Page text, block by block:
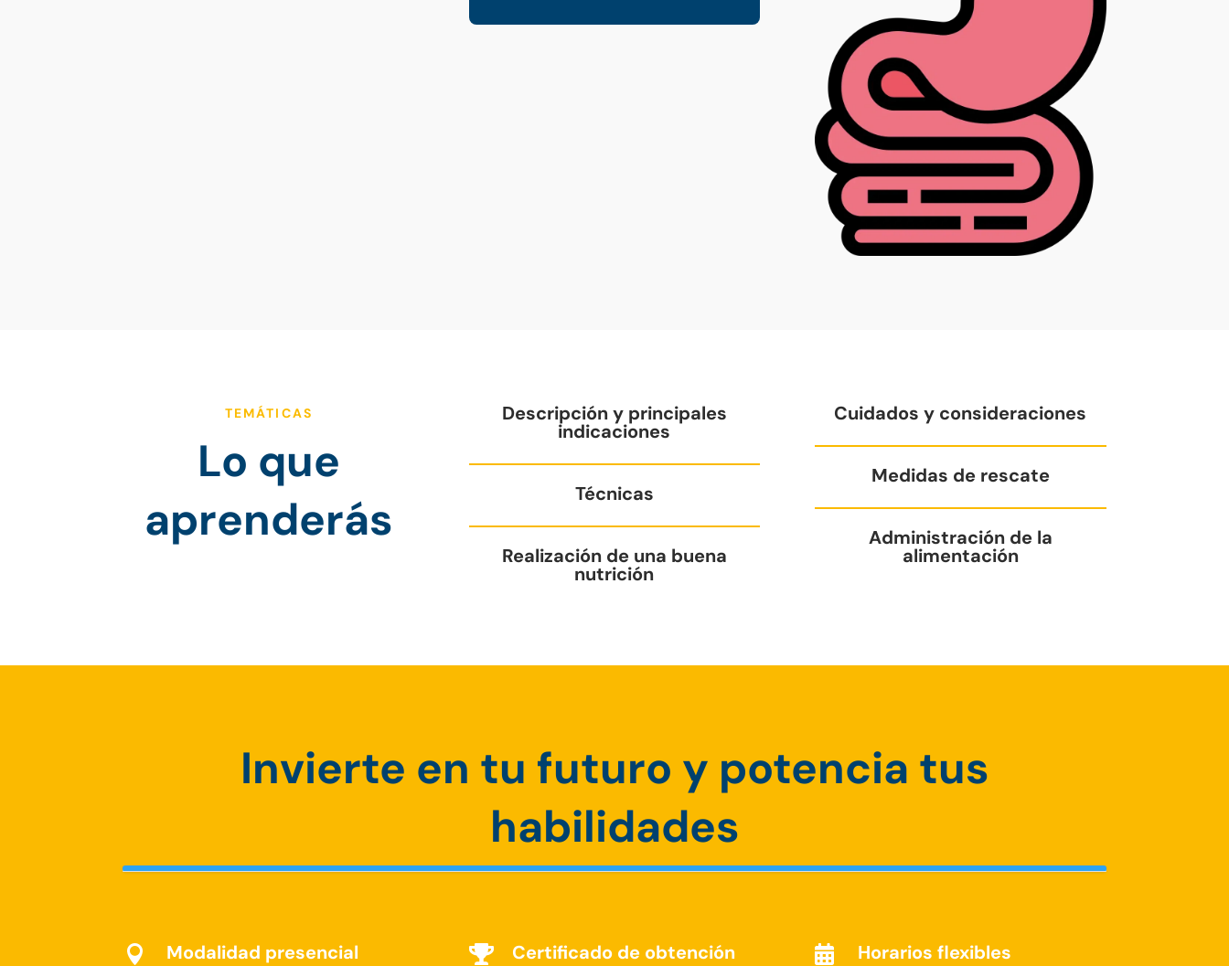
TEMÁTICAS
Lo que
aprenderás
Descripción y principales
indicaciones
Técnicas
Realización de una buena
nutrición
Cuidados y consideraciones
Medidas de rescate
Administración de la
alimentación
Invierte en tu futuro y potencia tus
habilidades
 Modalidad presencial  Certificado de obtención  Horarios flexibles